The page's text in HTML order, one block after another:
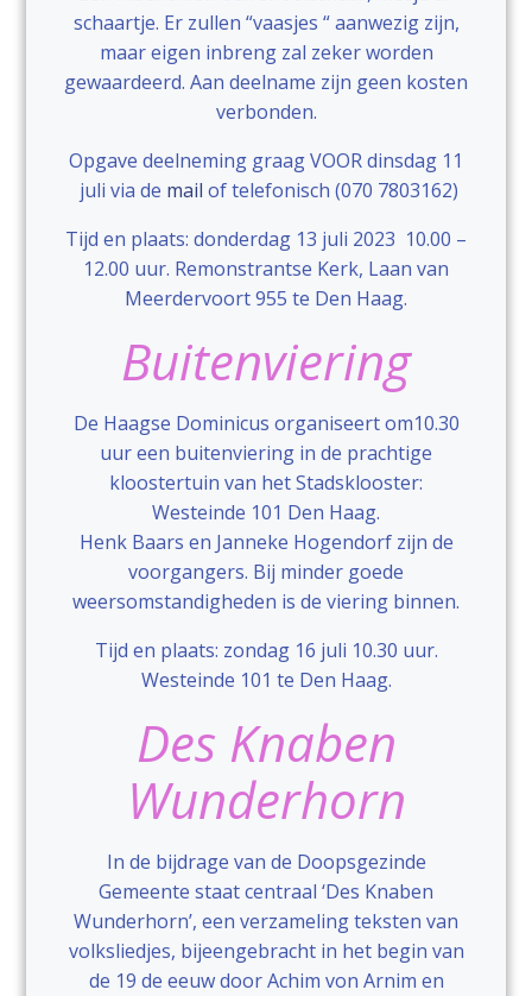
schaartje. Er zullen “vaasjes “ aanwezig zijn,
maar eigen inbreng zal zeker worden
gewaardeerd. Aan deelname zijn geen kosten
verbonden.
Opgave deelneming graag VOOR dinsdag 11
juli via de mail of telefonisch (070 7803162)
Tijd en plaats: donderdag 13 juli 2023 10.00 –
12.00 uur. Remonstrantse Kerk, Laan van
Meerdervoort 955 te Den Haag.
Buitenviering
De Haagse Dominicus organiseert om10.30
uur een buitenviering in de prachtige
kloostertuin van het Stadsklooster:
Westeinde 101 Den Haag.
Henk Baars en Janneke Hogendorf zijn de
voorgangers. Bij minder goede
weersomstandigheden is de viering binnen.
Tijd en plaats: zondag 16 juli 10.30 uur.
Westeinde 101 te Den Haag.
Des Knaben
Wunderhorn
In de bijdrage van de Doopsgezinde
Gemeente staat centraal ‘Des Knaben
Wunderhorn’, een verzameling teksten van
volksliedjes, bijeengebracht in het begin van
de 19 de eeuw door Achim von Arnim en